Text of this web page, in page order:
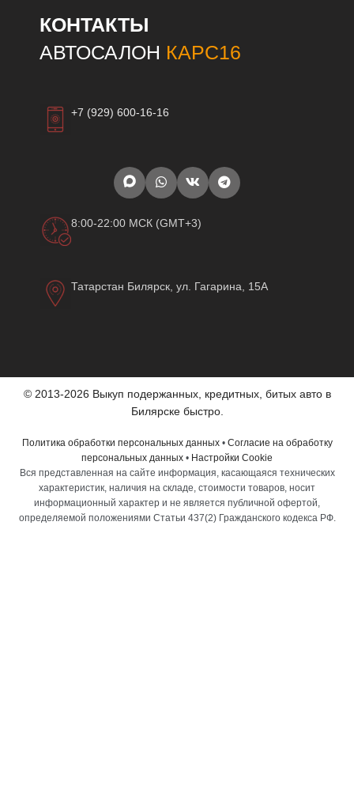
КОНТАКТЫ
АВТОСАЛОН КАРС16
+7 (929) 600-16-16
8:00-22:00 МСК (GMT+3)
Татарстан Билярск, ул. Гагарина, 15А
© 2013-2026 Выкуп подержанных, кредитных, битых авто в
Билярске быстро.
Политика обработки персональных данных• Согласие на обработку
персональных данных • Настройки Cookie
Вся представленная на сайте информация, касающаяся технических
характеристик, наличия на складе, стоимости товаров, носит
информационный характер и не является публичной офертой,
определяемой положениями Статьи 437(2) Гражданского кодекса РФ.